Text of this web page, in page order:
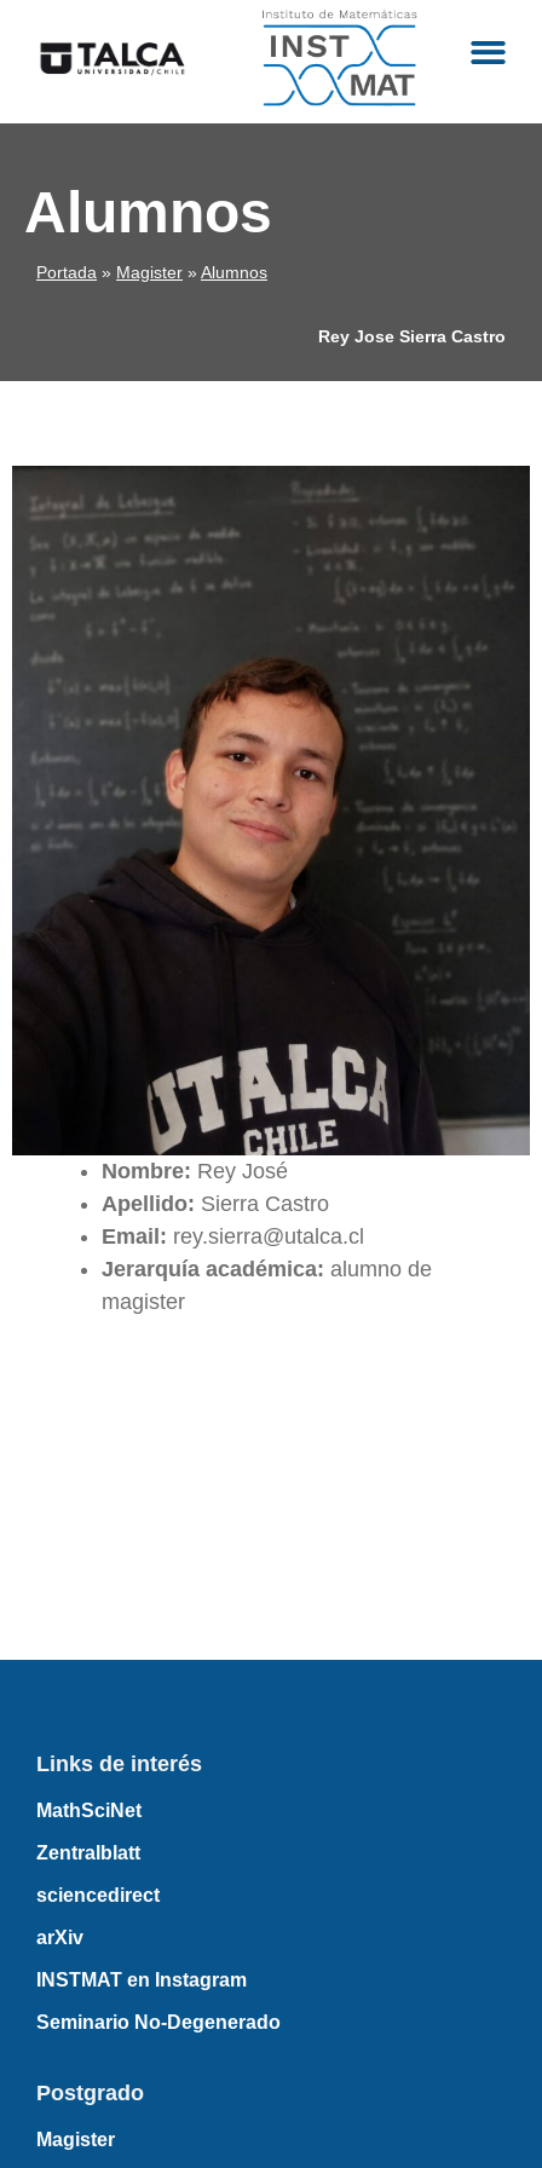
Alumnos
Portada » Magister » Alumnos
Rey Jose Sierra Castro
Nombre: Rey José
Apellido: Sierra Castro
Email: rey.sierra@utalca.cl
Jerarquía académica: alumno de
magister
Links de interés
MathSciNet
Zentralblatt
sciencedirect
arXiv
INSTMAT en Instagram
Seminario No-Degenerado
Postgrado
Magister